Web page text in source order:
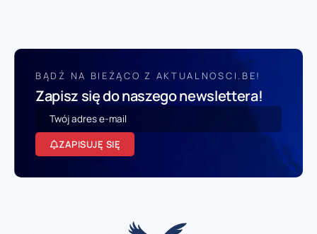
BĄDŹ NA BIEŻĄCO Z AKTUALNOSCI.BE!
Zapisz się do naszego newslettera!
ZAPISUJĘ SIĘ